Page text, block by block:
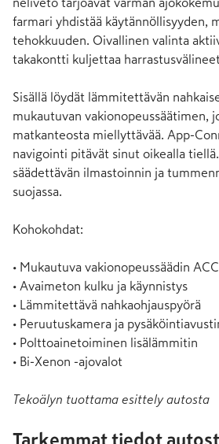
neliveto tarjoavat varman
farmari yhdistää käytännöllisyyden,
tehokkuuden. Oivallinen valinta
takakontti kuljettaa
Sisällä löydät lämmitettävän
mukautuvan vakionopeussäätimen,
matkanteosta miellyttävää. App-
navigointi pitävät sinut oikealla
säädettävän ilmastoinnin ja
suojassa.
Kohokohdat:
• Mukautuva vakionopeussäädin ACC
• Avaimeton kulku ja käynnistys
• Lämmitettävä nahkaohjauspyörä
• Peruutuskamera ja
• Polttoainetoiminen lisälämmitin
Tekoälyn tuottama esittely autosta